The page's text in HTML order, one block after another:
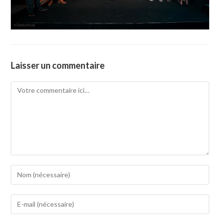
Laisser un commentaire